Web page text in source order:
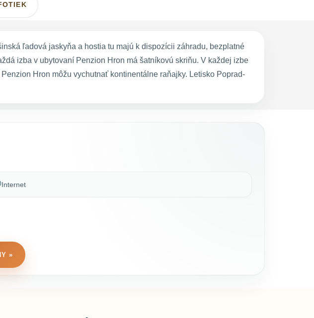
ľadová jaskyňa a hostia tu majú k dispozícii záhradu, bezplatné
izba v ubytovaní Penzion Hron má šatníkovú skriňu. V každej izbe
Hron môžu vychutnať kontinentálne raňajky. Letisko Poprad-
Internet
»